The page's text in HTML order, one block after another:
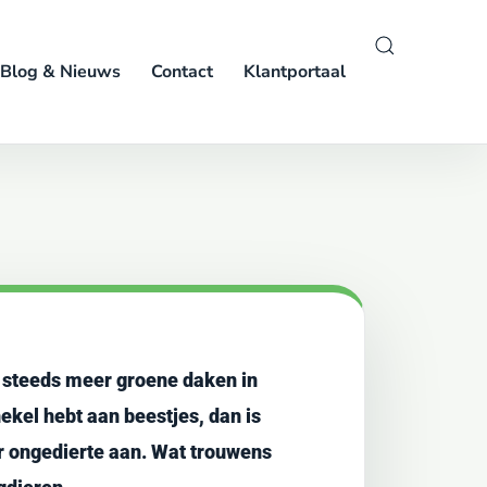
Blog & Nieuws Contact Klantportaal
meer groene daken in
hebt aan beestjes, dan is
ongedierte aan. Wat trouwens